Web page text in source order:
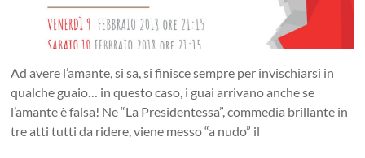
Ad avere l’amante, si sa, si finisce sempre per invischiarsi in
qualche guaio… in questo caso, i guai arrivano anche se
l’amante è falsa! Ne “La Presidentessa”, commedia brillante in
tre atti tutti da ridere, viene messo “a nudo” il